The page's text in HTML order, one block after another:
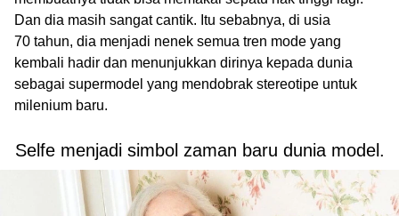
Dan dia masih sangat cantik. Itu sebabnya, di usia
70 tahun, dia menjadi nenek semua tren mode yang
kembali hadir dan menunjukkan dirinya kepada dunia
sebagai supermodel yang mendobrak stereotipe untuk
milenium baru.
Selfe menjadi simbol zaman baru dunia model.